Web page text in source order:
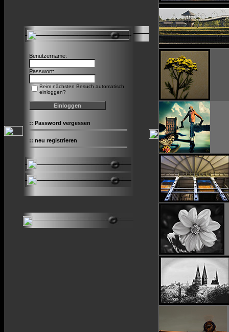
Benutzername:
Passwort:
Beim nächsten Besuch automatisch
einloggen?
:: Password vergessen
:: neu registrieren